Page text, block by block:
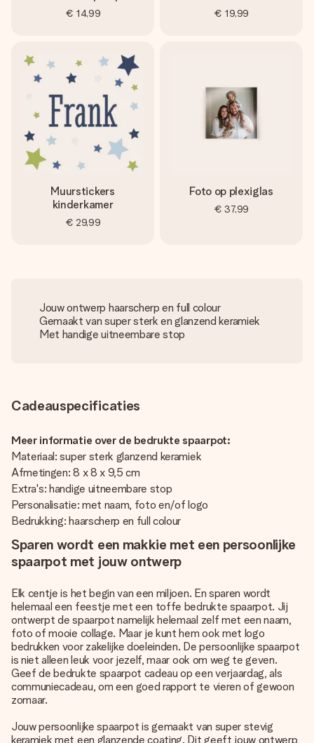
€ 14,99 € 19,99
Muurstickers
kinderkamer
€ 29,99
Foto op plexiglas
€ 37,99
Jouw ontwerp haarscherp en full colour
Gemaakt van super sterk en glanzend keramiek
Met handige uitneembare stop
Cadeauspecificaties
Meer informatie over de bedrukte spaarpot:
Materiaal: super sterk glanzend keramiek
Afmetingen: 8 x 8 x 9,5 cm
Extra's: handige uitneembare stop
Personalisatie: met naam, foto en/of logo
Bedrukking: haarscherp en full colour
Sparen wordt een makkie met een persoonlijke
spaarpot met jouw ontwerp
Elk centje is het begin van een miljoen. En sparen wordt
helemaal een feestje met een toffe bedrukte spaarpot. Jij
ontwerpt de spaarpot namelijk helemaal zelf met een naam,
foto of mooie collage. Maar je kunt hem ook met logo
bedrukken voor zakelijke doeleinden. De persoonlijke spaarpot
is niet alleen leuk voor jezelf, maar ook om weg te geven.
Geef de bedrukte spaarpot cadeau op een verjaardag, als
communiecadeau, om een goed rapport te vieren of gewoon
zomaar.
Jouw persoonlijke spaarpot is gemaakt van super stevig
keramiek met een glanzende coating. Dit geeft jouw ontwerp